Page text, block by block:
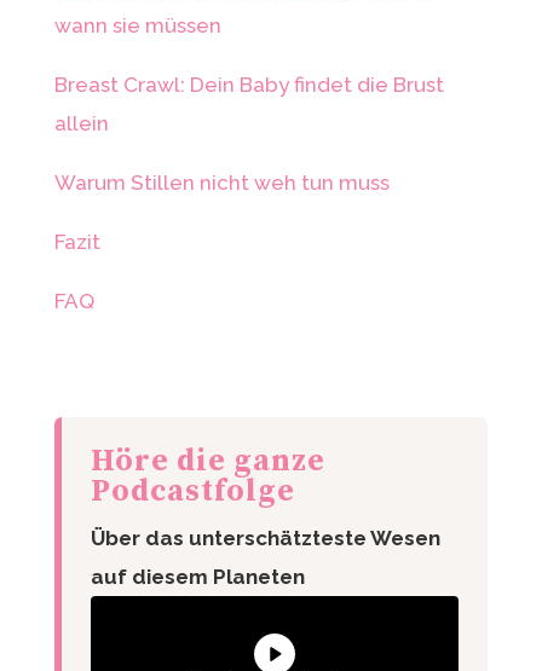
wann sie müssen
Breast Crawl: Dein Baby findet die Brust
allein
Warum Stillen nicht weh tun muss
Fazit
FAQ
Höre die ganze
Podcastfolge
Über das unterschätzteste Wesen
auf diesem Planeten